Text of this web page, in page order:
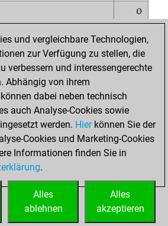
0
Brett
0
0
0
und vergleichbare Technologien,
zur Verfügung zu stellen, die
verbessern und interessengerechte
Abhängig von ihrem
dabei neben technisch
auch Analyse-Cookies sowie
werden. Hierkönnen Sie der
Cookies und Marketing-Cookies
Informationen finden Sie in
.
Alles
akzeptieren
Alles
ablehnen